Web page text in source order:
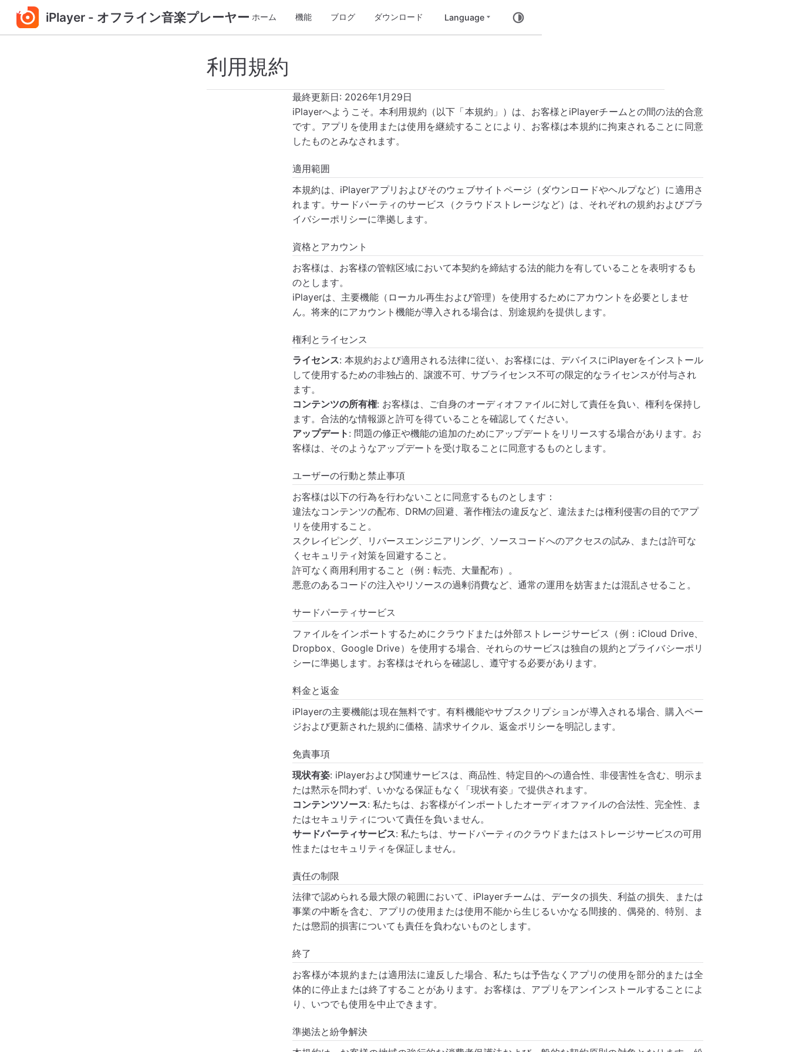
メ
イ
ン
iPlayer - オフライン音楽プレーヤー ホーム 機能 ブログ ダウンロード
利用規約
最終更新日: 2026年1月29日
iPlayerへようこそ。本利用規約（以下「本規約」）は、お客様とiPlayerチームとの間の法的合意
です。アプリを使用または使用を継続することにより、お客様は本規約に拘束されることに同意
したものとみなされます。
適用範囲
本規約は、iPlayerアプリおよびそのウェブサイトページ（ダウンロードやヘルプなど）に適用さ
れます。サードパーティのサービス（クラウドストレージなど）は、それぞれの規約およびプラ
イバシーポリシーに準拠します。
資格とアカウント
お客様は、お客様の管轄区域において本契約を締結する法的能力を有していることを表明するも
のとします。
iPlayerは、主要機能（ローカル再生および管理）を使用するためにアカウントを必要としませ
ん。将来的にアカウント機能が導入される場合は、別途規約を提供します。
権利とライセンス
ライセンス: 本規約および適用される法律に従い、お客様には、デバイスにiPlayerをインストール
して使用するための非独占的、譲渡不可、サブライセンス不可の限定的なライセンスが付与され
ます。
コンテンツの所有権: お客様は、ご自身のオーディオファイルに対して責任を負い、権利を保持し
ます。合法的な情報源と許可を得ていることを確認してください。
アップデート : 問題の修正や機能の追加のためにアップデートをリリースする場合があります。お
客様は、そのようなアップデートを受け取ることに同意するものとします。
ユーザーの行動と禁止事項
お客様は以下の行為を行わないことに同意するものとします：
違法なコンテンツの配布、DRMの回避、著作権法の違反など、違法または権利侵害の目的でアプ
リを使用すること。
スクレイピング、リバースエンジニアリング、ソースコードへのアクセスの試み、または許可な
くセキュリティ対策を回避すること。
許可なく商用利用すること（例：転売、大量配布）。
悪意のあるコードの注入やリソースの過剰消費など、通常の運用を妨害または混乱させること。
サードパーティサービス
ファイルをインポートするためにクラウドまたは外部ストレージサービス（例：iCloud Drive、
Dropbox、Google Drive）を使用する場合、それらのサービスは独自の規約とプライバシーポリ
シーに準拠します。お客様はそれらを確認し、遵守する必要があります。
料金と返金
iPlayerの主要機能は現在無料です。有料機能やサブスクリプションが導入される場合、購入ペー
ジおよび更新された規約に価格、請求サイクル、返金ポリシーを明記します。
免責事項
現状有姿: iPlayerおよび関連サービスは、商品性、特定目的への適合性、非侵害性を含む、明示ま
たは黙示を問わず、いかなる保証もなく「現状有姿」で提供されます。
コンテンツソース: 私たちは、お客様がインポートしたオーディオファイルの合法性、完全性、ま
たはセキュリティについて責任を負いません。
サードパーティサービス: 私たちは、サードパーティのクラウドまたはストレージサービスの可用
性またはセキュリティを保証しません。
責任の制限
法律で認められる最大限の範囲において、iPlayerチームは、データの損失、利益の損失、または
事業の中断を含む、アプリの使用または使用不能から生じるいかなる間接的、偶発的、特別、ま
たは懲罰的損害についても責任を負わないものとします。
終了
お客様が本規約または適用法に違反した場合、私たちは予告なくアプリの使用を部分的または全
体的に停止または終了することがあります。お客様は、アプリをアンインストールすることによ
り、いつでも使用を中止できます。
準拠法と紛争解決